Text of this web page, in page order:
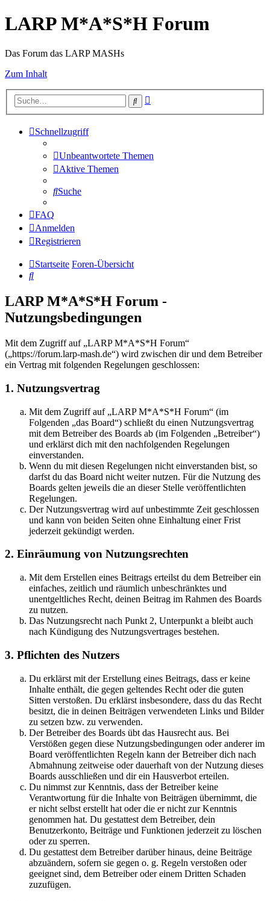
LARP M*A*S*H Forum
Das Forum das LARP MASHs
Zum Inhalt
Suche
Schnellzugriff
Unbeantwortete Themen
Aktive Themen
Suche
FAQ
Anmelden
Registrieren
Startseite Foren-Übersicht
Suche
LARP M*A*S*H Forum -
Nutzungsbedingungen
Mit dem Zugriff auf „LARP M*A*S*H Forum“
(„https://forum.larp-mash.de“) wird zwischen dir und dem Betreiber
ein Vertrag mit folgenden Regelungen geschlossen:
1. Nutzungsvertrag
Mit dem Zugriff auf „LARP M*A*S*H Forum“ (im
Folgenden „das Board“) schließt du einen Nutzungsvertrag
mit dem Betreiber des Boards ab (im Folgenden „Betreiber“)
und erklärst dich mit den nachfolgenden Regelungen
einverstanden.
Wenn du mit diesen Regelungen nicht einverstanden bist, so
darfst du das Board nicht weiter nutzen. Für die Nutzung des
Boards gelten jeweils die an dieser Stelle veröffentlichten
Regelungen.
Der Nutzungsvertrag wird auf unbestimmte Zeit geschlossen
und kann von beiden Seiten ohne Einhaltung einer Frist
jederzeit gekündigt werden.
2. Einräumung von Nutzungsrechten
Mit dem Erstellen eines Beitrags erteilst du dem Betreiber ein
einfaches, zeitlich und räumlich unbeschränktes und
unentgeltliches Recht, deinen Beitrag im Rahmen des Boards
zu nutzen.
Das Nutzungsrecht nach Punkt 2, Unterpunkt a bleibt auch
nach Kündigung des Nutzungsvertrages bestehen.
3. Pflichten des Nutzers
Du erklärst mit der Erstellung eines Beitrags, dass er keine
Inhalte enthält, die gegen geltendes Recht oder die guten
Sitten verstoßen. Du erklärst insbesondere, dass du das Recht
besitzt, die in deinen Beiträgen verwendeten Links und Bilder
zu setzen bzw. zu verwenden.
Der Betreiber des Boards übt das Hausrecht aus. Bei
Verstößen gegen diese Nutzungsbedingungen oder anderer im
Board veröffentlichten Regeln kann der Betreiber dich nach
Abmahnung zeitweise oder dauerhaft von der Nutzung dieses
Boards ausschließen und dir ein Hausverbot erteilen.
Du nimmst zur Kenntnis, dass der Betreiber keine
Verantwortung für die Inhalte von Beiträgen übernimmt, die
er nicht selbst erstellt hat oder die er nicht zur Kenntnis
genommen hat. Du gestattest dem Betreiber, dein
Benutzerkonto, Beiträge und Funktionen jederzeit zu löschen
oder zu sperren.
Du gestattest dem Betreiber darüber hinaus, deine Beiträge
abzuändern, sofern sie gegen o. g. Regeln verstoßen oder
geeignet sind, dem Betreiber oder einem Dritten Schaden
zuzufügen.